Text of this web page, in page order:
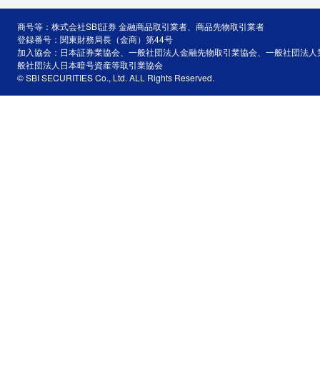
商号等：株式会社SBI証券 金融商品取引業者、商品先物取引業者
登録番号：関東財務局長（金商）第44号
加入協会：日本証券業協会、一般社団法人金融先物取引業協会、一般社団法
般社団法人日本暗号資産等取引業協会
© SBI SECURITIES Co., Ltd. ALL Rights Reserved.